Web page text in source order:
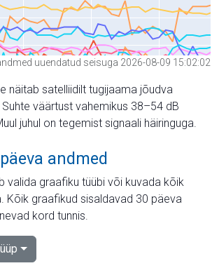
uuendatud seisuga 2026-08-09 15:02:02
näitab satelliidilt tugijaama jõudva
väärtust vahemikus 38–54 dB
juhul on tegemist signaali häiringuga.
andmed
valida graafiku tüübi või kuvada kõik
Kõik graafikud sisaldavad 30 päeva
kord tunnis.